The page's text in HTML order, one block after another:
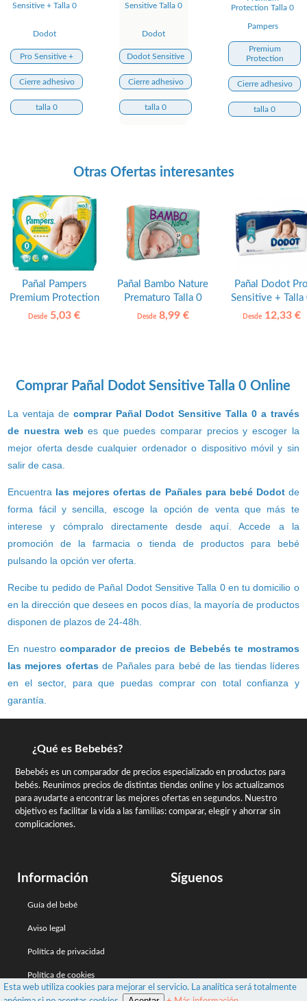
Sensitive + Talla 0
Dodot
Pro Sensitive +
Cierre adhesivo
talla 0
Sensitive Talla 0
Dodot
Dodot Sensitive
Cierre adhesivo
talla 0
Protection Talla 0
Pampers
Premium
Protection
Cierre adhesivo
talla 0
Otras Ofertas interesantes
Pañal Pampers
Premium Protection
Talla 0
Desde 5,03 €
Pañal Bambo Nature
Prematuro Talla 0
Desde8,99 €
Pañal Dodot
Sensitive + Talla
Desde12,33 €
Comprar Pañal Dodot Sensitive Talla 0 Online
La ventaja de comprar Pañal Dodot Sensitive Talla 0 a través
de nuestra web es que puedes comparar precios y escoger la
mejor oferta desde cualquier ordenador o dispositivo móvil y sin
salir de casa.
Encuentra las mejores ofertas de Pañales para bebé Dodotde
forma fácil y sencilla, escoge la opción de venta que más te
interese y cómpralo directamente desde aquí. Accede a la
promoción de la farmacia o tienda de productos para bebé
pulsando la opción ver oferta.
Recibe tu pedido de Pañal Dodot Sensitive Talla 0 en tu domicilio o
en la dirección que desees en pocos días, la mayoría de productos
disponen de plazos de 24-48h.
En nuestrocomparador de precios de Bebebés te mostramos
las mejores ofertasde Pañales para bebé de las tiendas líderes
en el sector, para que puedas comprar con total confianza y
garantía.
Esta web utiliza cookies para mejorar el servicio. La analítica será totalmente
¿Qué es Bebebés?
Bebebés es un comparador de precios especializado en productos para
bebés. Reunimos precios de distintas tiendas online y los actualizamos
para ayudarte a encontrar las mejores ofertas en segundos. Nuestro
objetivo es facilitar la vida a las familias: comparar, elegir y ahorrar sin
complicaciones.
Información
Guía del bebé
Aviso legal
Política de privacidad
Política de cookies
Síguenos